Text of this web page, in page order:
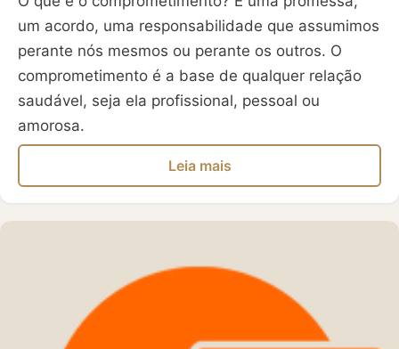
um acordo, uma responsabilidade que assumimos
perante nós mesmos ou perante os outros. O
comprometimento é a base de qualquer relação
saudável, seja ela profissional, pessoal ou
amorosa.
Leia mais